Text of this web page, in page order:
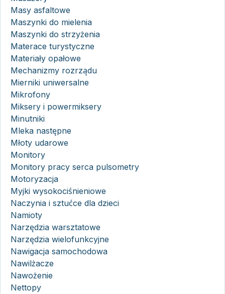
Masy asfaltowe
Maszynki do mielenia
Maszynki do strzyżenia
Materace turystyczne
Materiały opałowe
Mechanizmy rozrządu
Mierniki uniwersalne
Mikrofony
Miksery i powermiksery
Minutniki
Mleka następne
Młoty udarowe
Monitory
Monitory pracy serca pulsometry
Motoryzacja
Myjki wysokociśnieniowe
Naczynia i sztućce dla dzieci
Namioty
Narzędzia warsztatowe
Narzędzia wielofunkcyjne
Nawigacja samochodowa
Nawilżacze
Nawożenie
Nettopy